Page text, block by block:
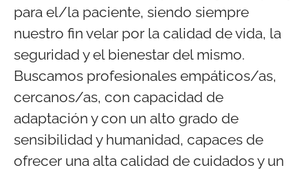
para el/la paciente, siendo siempre
nuestro fin velar por la calidad de vida, la
seguridad y el bienestar del mismo.
Buscamos profesionales empáticos/as,
cercanos/as, con capacidad de
adaptación y con un alto grado de
sensibilidad y humanidad, capaces de
ofrecer una alta calidad de cuidados y un